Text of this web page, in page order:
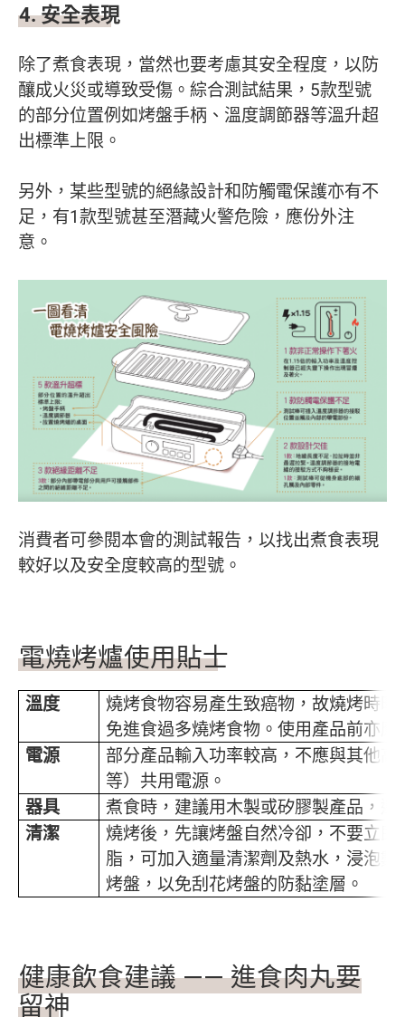
4.安全表現
除了煮食表現，當然也要考慮其安全程度，以防
釀成火災或導致受傷。綜合測試結果，5款型號
的部分位置例如烤盤手柄、溫度調節器等溫升超
出標準上限。
另外，某些型號的絕緣設計和防觸電保護亦有不
足，有1款型號甚至潛藏火警危險，應份外注
意。
消費者可參閱本會的測試報告，以找出煮食表現
較好以及安全度較高的型號。
電燒烤爐使用貼士
溫度
燒烤食物容易產生致癌物，故燒烤時
免進食過多燒烤食物。使用產品前亦
電源
部分產品輸入功率較高，不應與其他
等）共用電源。
器具
煮食時，建議用木製或矽膠製產品，避
清潔
燒烤後，先讓烤盤自然冷卻，不要立
脂，可加入適量清潔劑及熱水，浸泡
烤盤，以免刮花烤盤的防黏塗層。
健康飲食建議 —— 進食肉丸要
留神